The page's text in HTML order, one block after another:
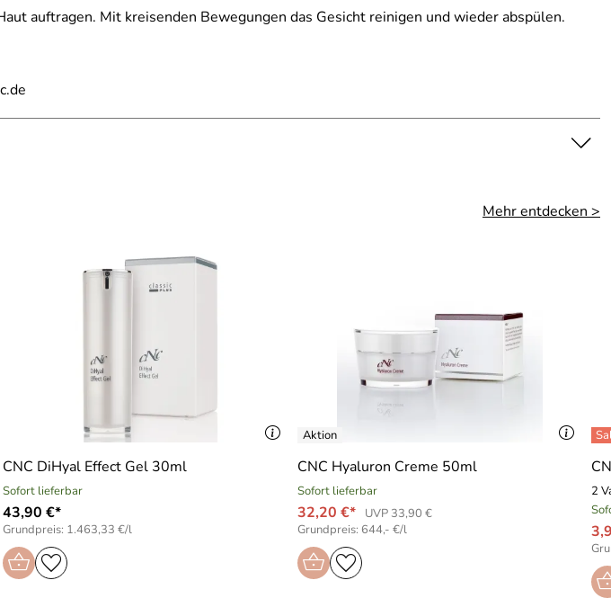
auftragen. Mit kreisenden Bewegungen das Gesicht reinigen und wieder abspülen.
Mehr entdecken >
CNC DiHyal Effect Gel 30ml
Sofort lieferbar
43,90 €*
Grundpreis: 1.463,33 €/l
CNC Hyaluron Creme 50ml
Sofort lieferbar
32,20 €*
UVP 33,90 €
Grundpreis: 644,- €/l
2